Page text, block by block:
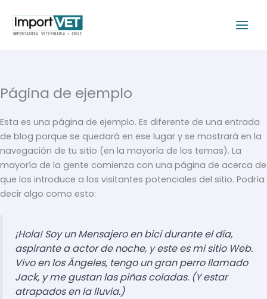
contenido
Menu
Página de ejemplo
Esta es una página de ejemplo. Es diferente de una entrada
de blog porque se quedará en ese lugar y se mostrará en la
navegación de tu sitio (en la mayoría de los temas). La
mayoría de la gente comienza con una página de acerca de
que los introduce a los visitantes potenciales del sitio. Podría
decir algo como esto:
¡Hola! Soy un Mensajero en bici durante el día,
aspirante a actor de noche, y este es mi sitio Web.
Vivo en los Ángeles, tengo un gran perro llamado
Jack, y me gustan las piñas coladas. (Y estar
atrapados en la lluvia.)